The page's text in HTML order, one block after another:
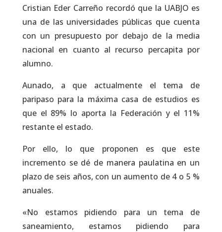
Cristian Eder Carreño recordó que la UABJO es
una de las universidades públicas que cuenta
con un presupuesto por debajo de la media
nacional en cuanto al recurso percapita por
alumno.
Aunado, a que actualmente el tema de
paripaso para la máxima casa de estudios es
que el 89% lo aporta la Federación y el 11%
restante el estado.
Por ello, lo que proponen es que este
incremento se dé de manera paulatina en un
plazo de seis años, con un aumento de 4 o 5 %
anuales.
«No estamos pidiendo para un tema de
saneamiento, estamos pidiendo para